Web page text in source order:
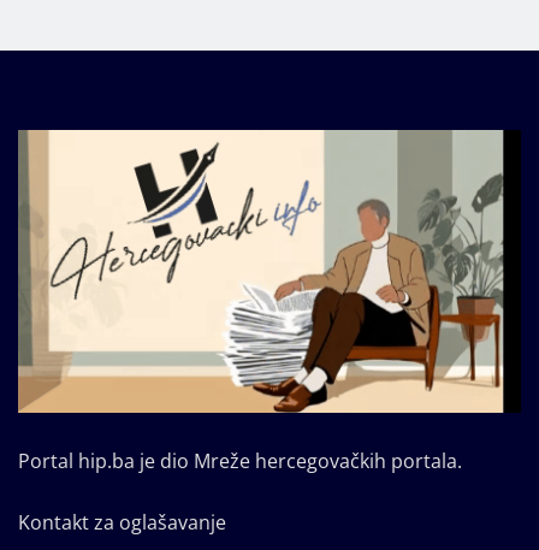
Portal hip.ba je dio Mreže hercegovačkih portala.
Kontakt za oglašavanje